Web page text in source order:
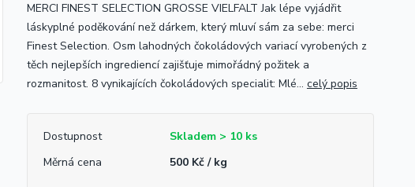
MERCI FINEST SELECTION GROSSE VIELFALT Jak lépe vyjádřit
láskyplné poděkování než dárkem, který mluví sám za sebe: merci
Finest Selection. Osm lahodných čokoládových variací vyrobených z
těch nejlepších ingrediencí zajišťuje mimořádný požitek a
rozmanitost. 8 vynikajících čokoládových specialit: Mlé... celý popis
Dostupnost
Skladem > 10 ks
Měrná cena
500 Kč / kg